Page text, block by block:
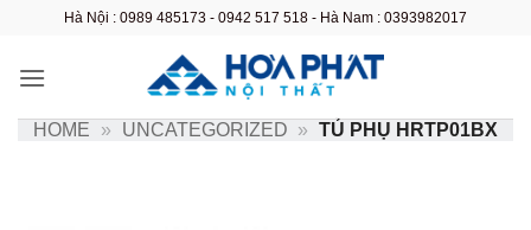
nội
Hà Nội : 0989 485173 - 0942 517 518 - Hà Nam : 0393982017
HOME » UNCATEGORIZED » TỦ PHỤ HRTP01BX